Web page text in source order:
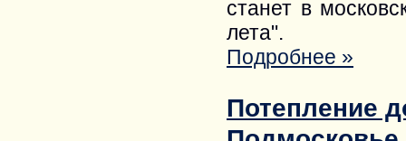
станет в
лета".
Подробнее »
Потепление